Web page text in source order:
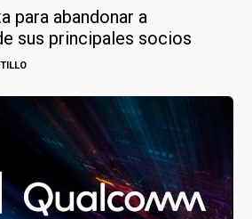
para abandonar a
sus principales socios